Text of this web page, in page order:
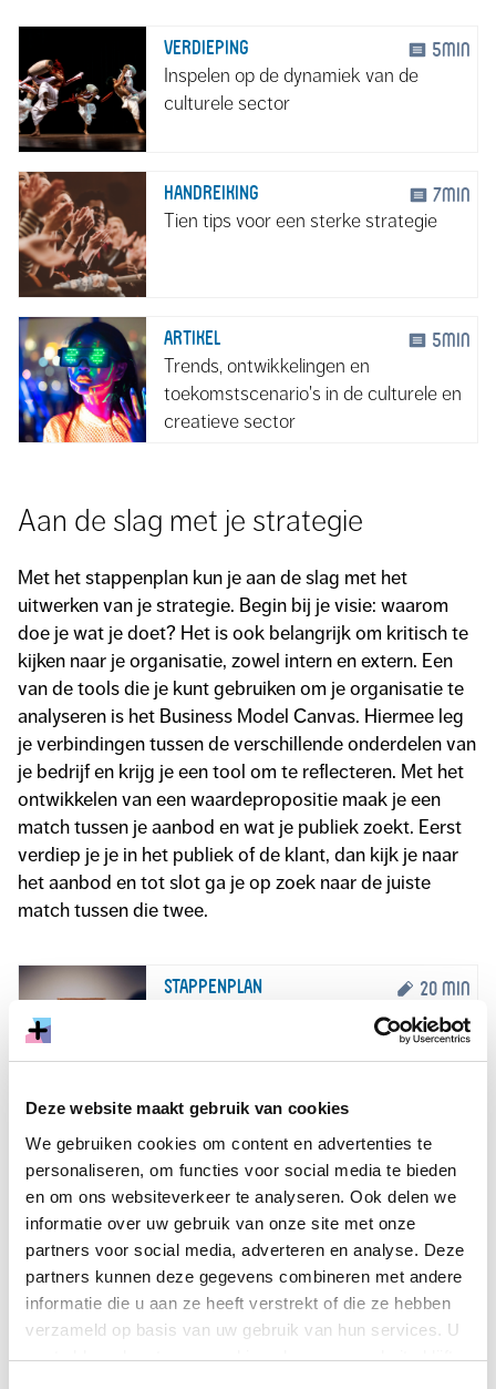
Deze website maakt gebruik van cookies
We gebruiken cookies om content en advertenties te
personaliseren, om functies voor social media te bieden
en om ons websiteverkeer te analyseren. Ook delen we
informatie over uw gebruik van onze site met onze
partners voor social media, adverteren en analyse. Deze
partners kunnen deze gegevens combineren met andere
informatie die u aan ze heeft verstrekt of die ze hebben
verzameld op basis van uw gebruik van hun services. U
gaat akkoord met onze cookies als u onze website blijft
VERDIEPING 5min
Inspelen op de dynamiek van de
culturele sector
HANDREIKING 7min
Tien tips voor een sterke strategie
ARTIKEL 5min
Trends, ontwikkelingen en
toekomstscenario's in de culturele en
creatieve sector
Aan de slag met je strategie
Met het stappenplan kun je aan de slag met het
uitwerken van je strategie. Begin bij je visie: waarom
doe je wat je doet? Het is ook belangrijk om kritisch te
kijken naar je organisatie, zowel intern en extern. Een
van de tools die je kunt gebruiken om je organisatie te
analyseren is het Business Model Canvas. Hiermee leg
je verbindingen tussen de verschillende onderdelen van
je bedrijf en krijg je een tool om te reflecteren. Met het
ontwikkelen van een waardepropositie maak je een
match tussen je aanbod en wat je publiek zoekt. Eerst
verdiep je je in het publiek of de klant, dan kijk je naar
het aanbod en tot slot ga je op zoek naar de juiste
match tussen die twee.
STAPPENPLAN 20 min
Stappenplan voor het maken van een
Het Business Model Canvas als
hulpmiddel voor reflectie
OPDRACHT 7min
Stem je programma af op je publiek
met een waardepropositie